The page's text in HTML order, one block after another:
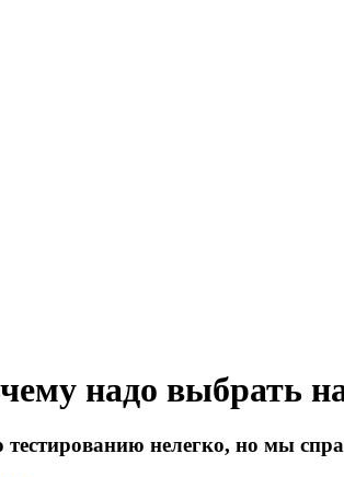
надо выбрать
тестированию нелегко, но мы